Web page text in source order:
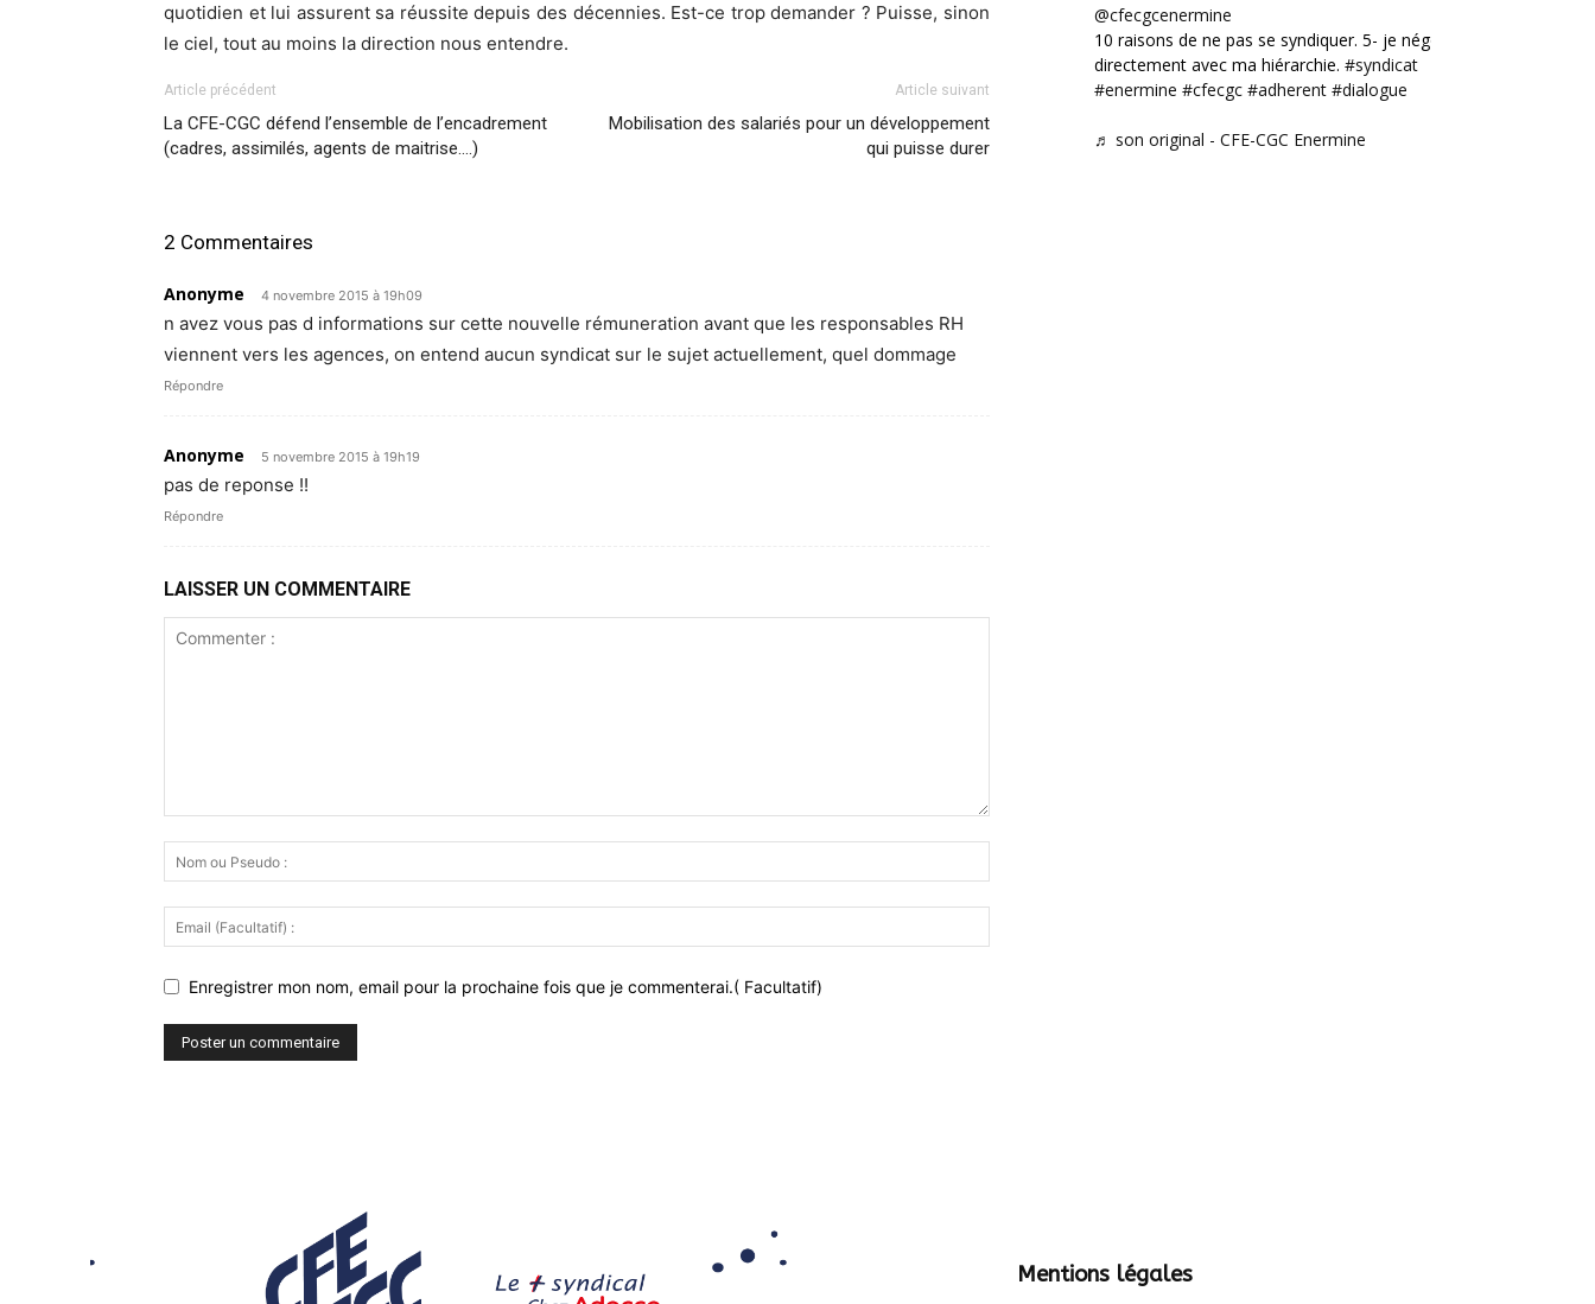
quotidien et lui assurent sa réussite depuis des décennies. Est-ce trop demander ? Puisse, sinon
le ciel, tout au moins la direction nous entendre.
Article précédent
La CFE-CGC défend l’ensemble de l’encadrement
(cadres, assimilés, agents de maitrise….)
Article suivant
Mobilisation des salariés pour un développement
qui puisse durer
2 Commentaires
Anonyme 4 novembre 2015 à 19h09
n avez vous pas d informations sur cette nouvelle rémuneration avant que les responsables RH
viennent vers les agences, on entend aucun syndicat sur le sujet actuellement, quel dommage
Répondre
Anonyme 5 novembre 2015 à 19h19
pas de reponse !!
Répondre
LAISSER UN COMMENTAIRE
Enregistrer mon nom, email pour la prochaine fois que je commenterai.( Facultatif)
@cfecgcenermine
10 raisons de ne pas se syndiquer. 5- je négocie
directement avec ma hiérarchie. #syndicat
#enermine #cfecgc #adherent #dialogue
♬ son original - CFE-CGC Enermine
Mentions légales